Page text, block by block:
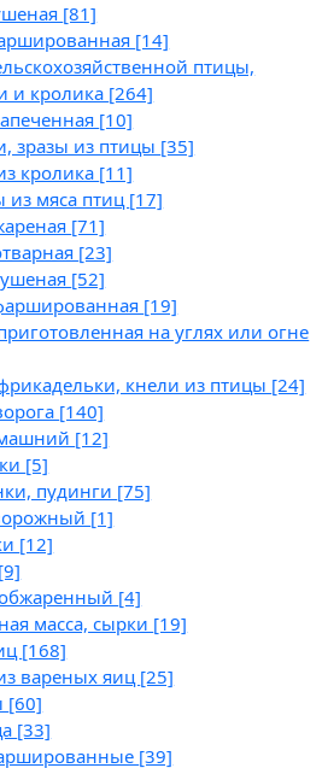
[81]
[14]
птицы,
и кролика [264]
[10]
зразы из птицы [35]
кролика [11]
из мяса птиц [17]
[71]
[23]
[52]
[19]
на углях или огне
кнели из птицы [24]
[140]
[12]
[5]
пудинги [75]
[1]
[12]
[9]
[4]
масса, сырки [19]
[168]
вареных яиц [25]
[60]
[33]
[39]